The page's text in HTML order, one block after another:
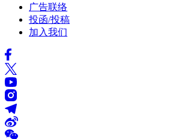
广告联络
投函/投稿
加入我们